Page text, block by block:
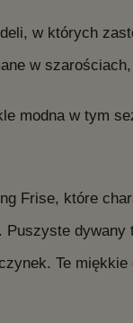
w których
w
modna w tym
Frise, które
Te